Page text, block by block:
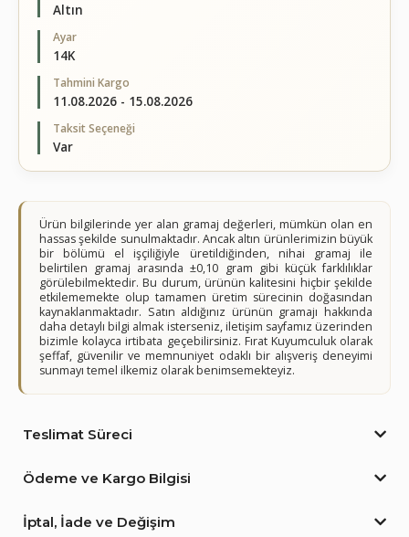
Altın
Ayar
14K
Tahmini Kargo
11.08.2026 - 15.08.2026
Taksit Seçeneği
Var
Ürün bilgilerinde yer alan gramaj değerleri, mümkün olan en
hassas şekilde sunulmaktadır. Ancak altın ürünlerimizin büyük
bir bölümü el işçiliğiyle üretildiğinden, nihai gramaj ile
belirtilen gramaj arasında ±0,10 gram gibi küçük farklılıklar
görülebilmektedir. Bu durum, ürünün kalitesini hiçbir şekilde
etkilememekte olup tamamen üretim sürecinin doğasından
kaynaklanmaktadır. Satın aldığınız ürünün gramajı hakkında
daha detaylı bilgi almak isterseniz, iletişim sayfamız üzerinden
bizimle kolayca irtibata geçebilirsiniz. Fırat Kuyumculuk olarak
şeffaf, güvenilir ve memnuniyet odaklı bir alışveriş deneyimi
sunmayı temel ilkemiz olarak benimsemekteyiz.
Teslimat Süreci
Ödeme ve Kargo Bilgisi
İptal, İade ve Değişim